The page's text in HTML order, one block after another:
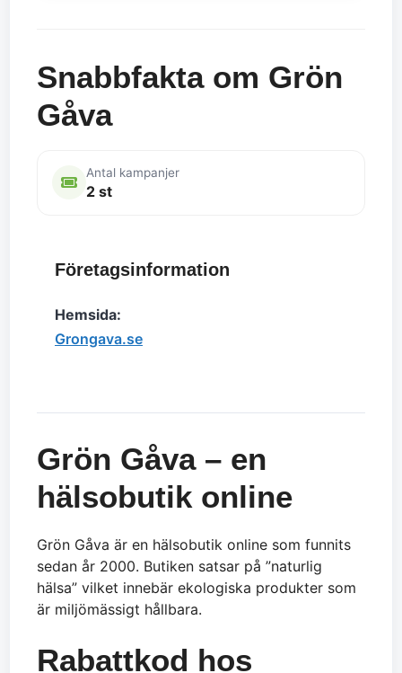
Snabbfakta om Grön
Gåva
Antal kampanjer
2 st
Företagsinformation
Hemsida:
Grongava.se
Grön Gåva – en
hälsobutik online
Grön Gåva är en hälsobutik online som funnits
sedan år 2000. Butiken satsar på ”naturlig
hälsa” vilket innebär ekologiska produkter som
är miljömässigt hållbara.
Rabattkod hos